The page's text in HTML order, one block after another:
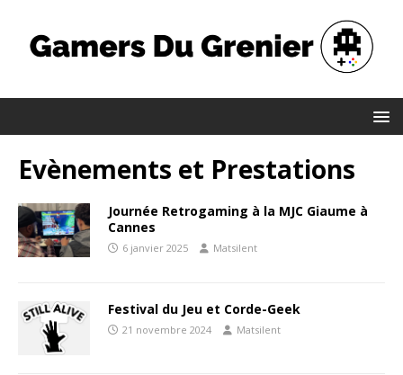
Evènements et Prestations
Journée Retrogaming à la MJC Giaume à
Cannes
6 janvier 2025 Matsilent
Festival du Jeu et Corde-Geek
21 novembre 2024 Matsilent